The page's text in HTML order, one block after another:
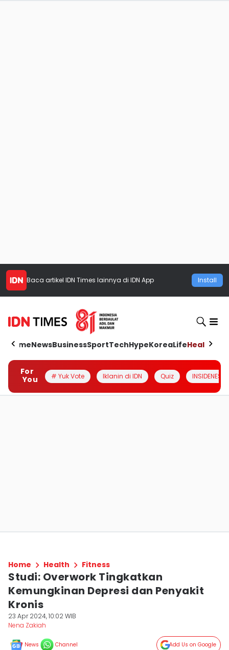
Baca artikel IDN Times lainnya di IDN App Install
HomeNewsBusinessSportTechHypeKoreaLifeHealth
For
You
# Yuk Vote Iklanin di IDN Quiz INSIDENESIA
Home Health Fitness
Studi: Overwork Tingkatkan
Kemungkinan Depresi dan Penyakit
Kronis
23 Apr 2024, 10:02 WIB
Nena Zakiah
News Channel Add Us on Google